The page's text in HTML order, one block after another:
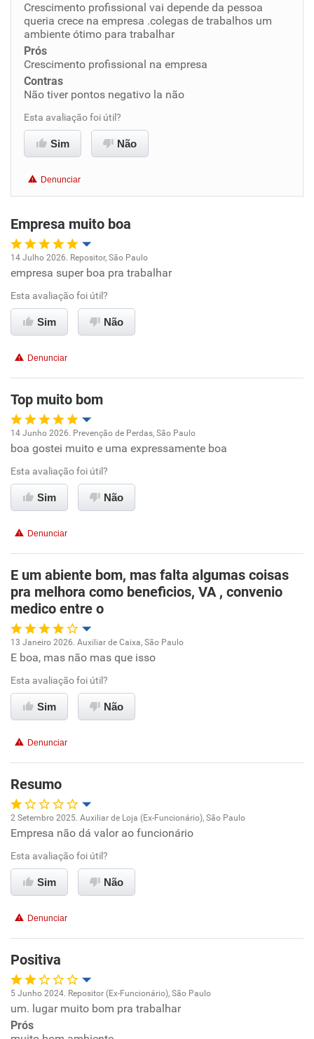
Oportunidade de promoção
Ambiente de trabalho
Conciliação com a vida familiar
Benefícios
Recomenda esta empresa
Crescimento profissional vai depende da pessoa
queria crece na empresa .colegas de trabalhos um
ambiente ótimo para trabalhar
Prós
Crescimento profissional na empresa
Contras
Não tiver pontos negativo la não
Esta avaliação foi útil?
Sim Não
Denunciar
Empresa muito boa
Oportunidade de promoção
Ambiente de trabalho
Benefícios
Recomenda esta empresa
Recomenda a diretoria
14 Julho 2026. Repositor, São Paulo
empresa super boa pra trabalhar
Esta avaliação foi útil?
Sim Não
Denunciar
Top muito bom
Oportunidade de promoção
Ambiente de trabalho
Benefícios
Recomenda esta empresa
Recomenda a diretoria
14 Junho 2026. Prevenção de Perdas, São Paulo
boa gostei muito e uma expressamente boa
Esta avaliação foi útil?
Sim Não
Denunciar
E um abiente bom, mas falta algumas coisas
pra melhora como beneficios, VA , convenio
medico entre o
Oportunidade de promoção
Ambiente de trabalho
Benefícios
Recomenda esta empresa
Recomenda a diretoria
13 Janeiro 2026. Auxiliar de Caixa, São Paulo
E boa, mas não mas que isso
Esta avaliação foi útil?
Sim Não
Denunciar
Resumo
Oportunidade de promoção
Ambiente de trabalho
Benefícios
Não recomenda esta empresa
Não recomenda a diretoria
2 Setembro 2025. Auxiliar de Loja (Ex-Funcionário), São Paulo
Empresa não dá valor ao funcionário
Esta avaliação foi útil?
Sim Não
Denunciar
Positiva
Oportunidade de promoção
5 Junho 2024. Repositor (Ex-Funcionário), São Paulo
um. lugar muito bom pra trabalhar
Prós